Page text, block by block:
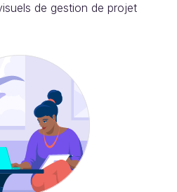
de gestion de projet